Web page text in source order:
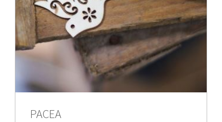
PACEA